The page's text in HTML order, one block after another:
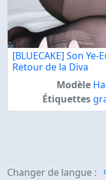
[BLUECAKE] Son Ye-
Retour de la Diva
Modèle
Étiquettes
Changer de langue :